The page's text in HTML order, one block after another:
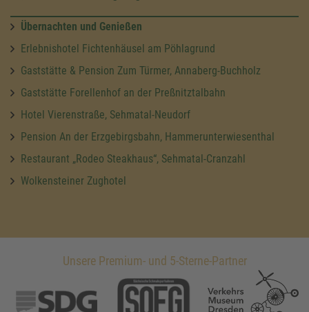
Übernachten und Genießen
Erlebnishotel Fichtenhäusel am Pöhlagrund
Gaststätte & Pension Zum Türmer, Annaberg-Buchholz
Gaststätte Forellenhof an der Preßnitztalbahn
Hotel Vierenstraße, Sehmatal-Neudorf
Pension An der Erzgebirgsbahn, Hammerunterwiesenthal
Restaurant „Rodeo Steakhaus“, Sehmatal-Cranzahl
Wolkensteiner Zughotel
Unsere Premium- und 5-Sterne-Partner